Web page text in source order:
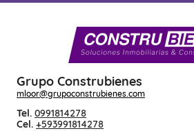
Grupo Construbienes
mloor@grupoconstrubienes.com
Tel. 0991814278
Cel. +593991814278